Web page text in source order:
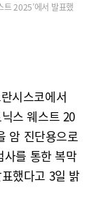
트 2025’에서 발표했
시스코에서
스 웨스트 20
암 진단용으로
사를 통한 복막
했다고 3일 밝